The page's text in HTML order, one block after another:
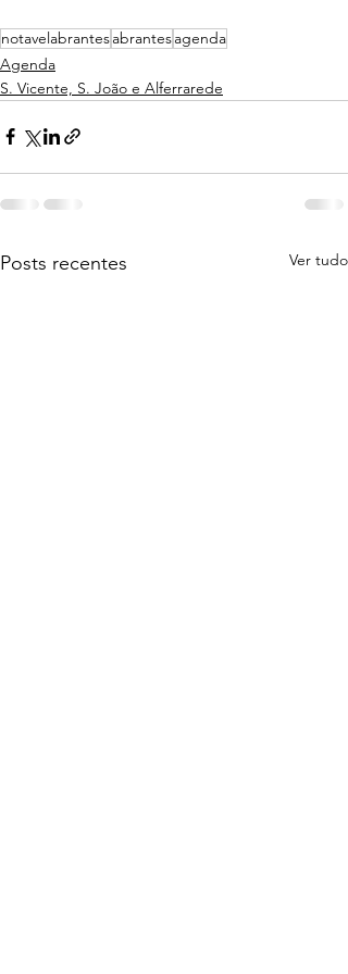
notavelabrantesabrantesagenda
Agenda
S. Vicente, S. João e Alferrarede
Posts recentes Ver tudo